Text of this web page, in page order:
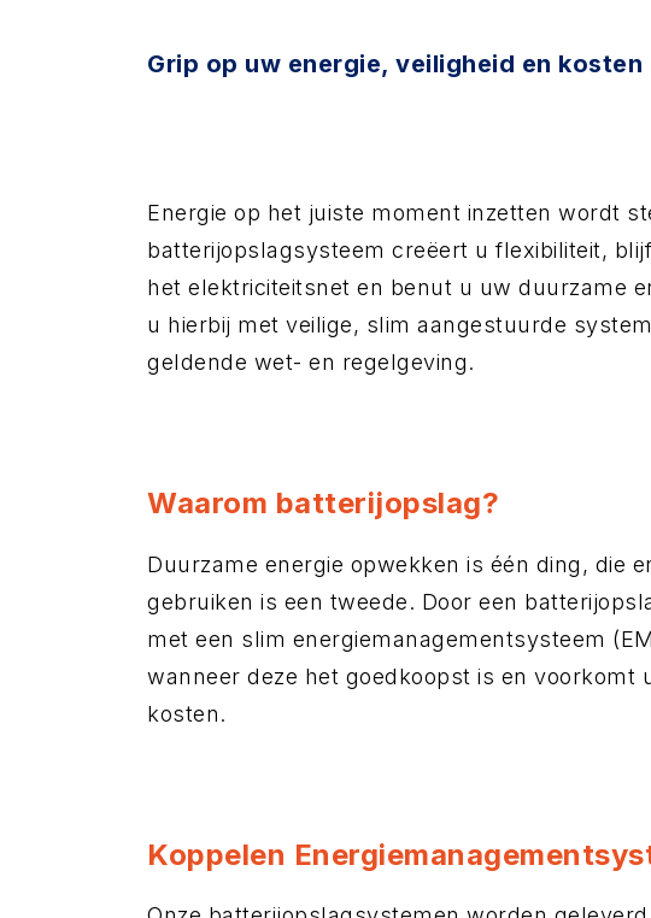
Grip op uw energie, veiligheid en kosten
Energie op het juiste moment inzetten wordt
batterijopslagsysteem creëert u flexibiliteit,
het elektriciteitsnet en benut u uw duurzame
u hierbij met veilige, slim aangestuurde
geldende wet- en regelgeving.
Waarom batterijopslag?
Duurzame energie opwekken is één ding, die
gebruiken is een tweede. Door een
met een slim energiemanagementsysteem
wanneer deze het goedkoopst is en voorkomt
kosten.
Koppelen